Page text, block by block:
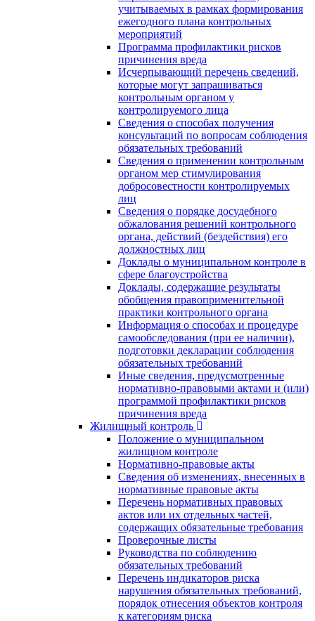
учитываемых в рамках формирования
ежегодного плана контрольных
мероприятий
Программа профилактики рисков
причинения вреда
Исчерпывающий перечень сведений,
которые могут запрашиваться
контрольным органом у
контролируемого лица
Сведения о способах получения
консультаций по вопросам соблюдения
обязательных требований
Сведения о применении контрольным
органом мер стимулирования
добросовестности контролируемых
лиц
Сведения о порядке досудебного
обжалования решений контрольного
органа, действий (бездействия) его
должностных лиц
Доклады о муниципальном контроле в
сфере благоустройства
Доклады, содержащие результаты
обобщения правоприменительной
практики контрольного органа
Информация о способах и процедуре
самообследования (при ее наличии),
подготовки декларации соблюдения
обязательных требований
Иные сведения, предусмотренные
нормативно-правовыми актами и (или)
программой профилактики рисков
причинения вреда
Жилищный контроль
Положение о муниципальном
жилищном контроле
Нормативно-правовые акты
Сведения об изменениях, внесенных в
нормативные правовые акты
Перечень нормативных правовых
актов или их отдельных частей,
содержащих обязательные требования
Проверочные листы
Руководства по соблюдению
обязательных требований
Перечень индикаторов риска
нарушения обязательных требований,
порядок отнесения объектов контроля
к категориям риска